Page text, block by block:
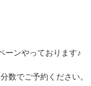
ーンやっております♪
数でご予約ください。